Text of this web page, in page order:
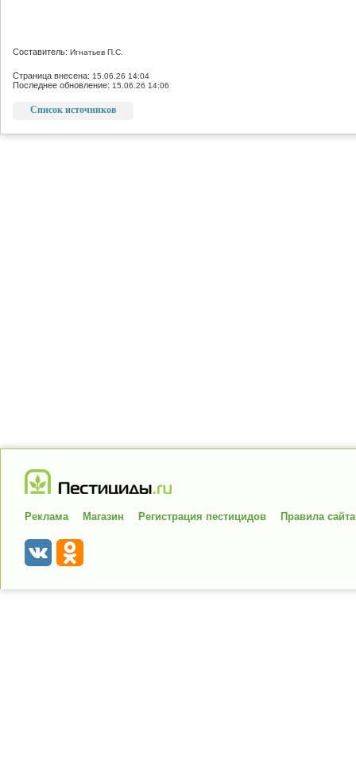
Составитель: Игнатьев П.С.
Страница внесена: 15.06.26 14:04
Последнее обновление: 15.06.26 14:06
Список источников
Реклама Магазин Регистрация пестицидов Правила сайта